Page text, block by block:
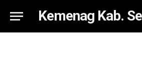
Kemenag Kab.